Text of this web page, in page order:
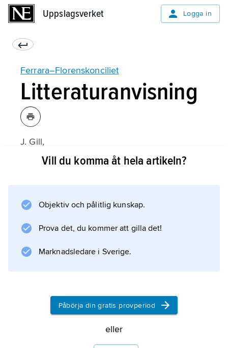
Uppslagsverket Logga in
Ferrara–Florenskonciliet
Litteraturanvisning
J. Gill,
The Council of Florence
Vill du komma åt hela artikeln?
Objektiv och pålitlig kunskap.
Prova det, du kommer att gilla det!
Marknadsledare i Sverige.
Påbörja din gratis provperiod
eller